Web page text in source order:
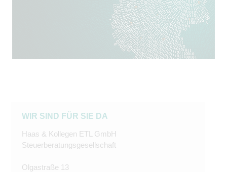
WIR SIND FÜR SIE DA
Haas & Kollegen ETL GmbH
Steuerberatungsgesellschaft
Olgastraße 13